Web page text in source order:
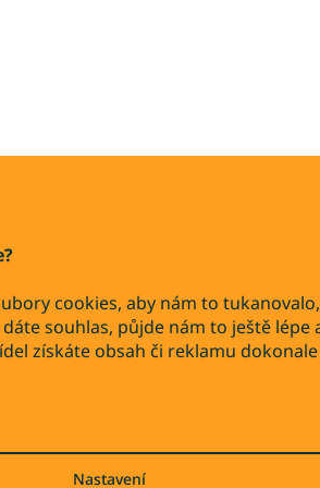
cookies, aby nám to
souhlas, půjde nám to ještě lépe
získáte obsah či reklamu
Nastavení